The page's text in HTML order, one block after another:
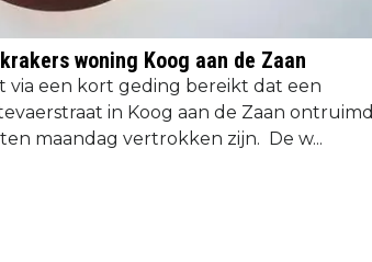
woning Koog aan de Zaan
een kort geding bereikt dat een
in Koog aan de Zaan ontruimd
maandag vertrokken zijn. De w...